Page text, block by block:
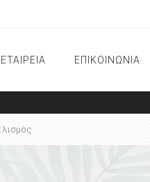
ΟΡΘΟΝΥΧΙΑ AARKADA-ΟΝΥΧΟΠΛΑΣΤΙΚΗ
M/
ΠΟΔΟΛΟΓΙΑ
Απολύμανση
ΕΤΑΙΡΕΙΑ ΕΠΙΚΟΙΝΩΝΙΑ